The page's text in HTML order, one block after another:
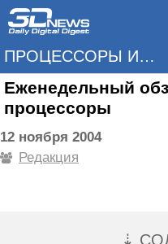
ПРОЦЕССОРЫ И ПАМЯТЬ
Еженедельный
процессоры
12 ноября 2004
Редакция
⇣